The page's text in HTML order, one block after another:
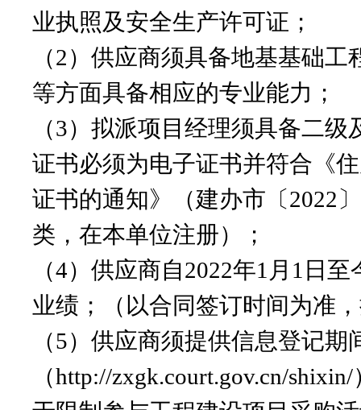
业执照及安全生产许可证；
（2）供应商须具备地基基础工
等方面具备相应的专业能力；
（3）拟派项目经理须具备二级
证书必须为电子证书并符合《
证书的通知》（建办市〔2022
类，在本单位注册）；
（4）供应商自2022年1月1日
业绩；（以合同签订时间为准
（5）供应商须提供信息登记期
（http://zxgk.court.gov.cn/